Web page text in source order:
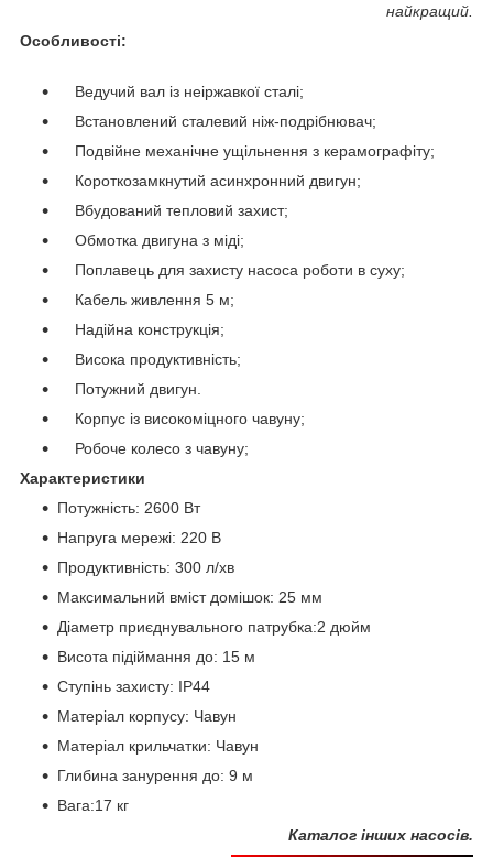
найкращий.
Особливості:
Ведучий вал із неіржавкої сталі;
Встановлений сталевий ніж-подрібнювач;
Подвійне механічне ущільнення з керамографіту;
Короткозамкнутий асинхронний двигун;
Вбудований тепловий захист;
Обмотка двигуна з міді;
Поплавець для захисту насоса роботи в суху;
Кабель живлення 5 м;
Надійна конструкція;
Висока продуктивність;
Потужний двигун.
Корпус із високоміцного чавуну;
Робоче колесо з чавуну;
Характеристики
Потужність: 2600 Вт
Напруга мережі: 220 В
Продуктивність: 300 л/хв
Максимальний вміст домішок: 25 мм
Діаметр приєднувального патрубка:2 дюйм
Висота підіймання до: 15 м
Ступінь захисту: IP44
Матеріал корпусу: Чавун
Матеріал крильчатки: Чавун
Глибина занурення до: 9 м
Вага:17 кг
Каталог інших насосів.